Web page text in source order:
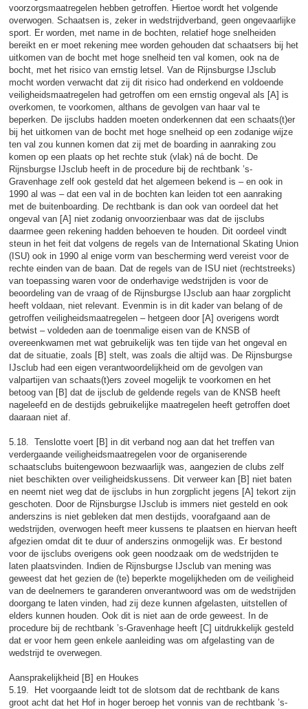
voorzorgsmaatregelen hebben getroffen. Hiertoe wordt het volgende
overwogen. Schaatsen is, zeker in wedstrijdverband, geen ongevaarlijke
sport. Er worden, met name in de bochten, relatief hoge snelheiden
bereikt en er moet rekening mee worden gehouden dat schaatsers bij het
uitkomen van de bocht met hoge snelheid ten val komen, ook na de
bocht, met het risico van ernstig letsel. Van de Rijnsburgse IJsclub
mocht worden verwacht dat zij dit risico had onderkend en voldoende
veiligheidsmaatregelen had getroffen om een ernstig ongeval als [A] is
overkomen, te voorkomen, althans de gevolgen van haar val te
beperken. De ijsclubs hadden moeten onderkennen dat een schaats(t)er
bij het uitkomen van de bocht met hoge snelheid op een zodanige wijze
ten val zou kunnen komen dat zij met de boarding in aanraking zou
komen op een plaats op het rechte stuk (vlak) ná de bocht. De
Rijnsburgse IJsclub heeft in de procedure bij de rechtbank ’s-
Gravenhage zelf ook gesteld dat het algemeen bekend is – en ook in
1990 al was – dat een val in de bochten kan leiden tot een aanraking
met de buitenboarding. De rechtbank is dan ook van oordeel dat het
ongeval van [A] niet zodanig onvoorzienbaar was dat de ijsclubs
daarmee geen rekening hadden behoeven te houden. Dit oordeel vindt
steun in het feit dat volgens de regels van de International Skating Union
(ISU) ook in 1990 al enige vorm van bescherming werd vereist voor de
rechte einden van de baan. Dat de regels van de ISU niet (rechtstreeks)
van toepassing waren voor de onderhavige wedstrijden is voor de
beoordeling van de vraag of de Rijnsburgse IJsclub aan haar zorgplicht
heeft voldaan, niet relevant. Evenmin is in dit kader van belang of de
getroffen veiligheidsmaatregelen – hetgeen door [A] overigens wordt
betwist – voldeden aan de toenmalige eisen van de KNSB of
overeenkwamen met wat gebruikelijk was ten tijde van het ongeval en
dat de situatie, zoals [B] stelt, was zoals die altijd was. De Rijnsburgse
IJsclub had een eigen verantwoordelijkheid om de gevolgen van
valpartijen van schaats(t)ers zoveel mogelijk te voorkomen en het
betoog van [B] dat de ijsclub de geldende regels van de KNSB heeft
nageleefd en de destijds gebruikelijke maatregelen heeft getroffen doet
daaraan niet af.
5.18. Tenslotte voert [B] in dit verband nog aan dat het treffen van
verdergaande veiligheidsmaatregelen voor de organiserende
schaatsclubs buitengewoon bezwaarlijk was, aangezien de clubs zelf
niet beschikten over veiligheidskussens. Dit verweer kan [B] niet baten
en neemt niet weg dat de ijsclubs in hun zorgplicht jegens [A] tekort zijn
geschoten. Door de Rijnsburgse IJsclub is immers niet gesteld en ook
anderszins is niet gebleken dat men destijds, voorafgaand aan de
wedstrijden, overwogen heeft meer kussens te plaatsen en hiervan heeft
afgezien omdat dit te duur of anderszins onmogelijk was. Er bestond
voor de ijsclubs overigens ook geen noodzaak om de wedstrijden te
laten plaatsvinden. Indien de Rijnsburgse IJsclub van mening was
geweest dat het gezien de (te) beperkte mogelijkheden om de veiligheid
van de deelnemers te garanderen onverantwoord was om de wedstrijden
doorgang te laten vinden, had zij deze kunnen afgelasten, uitstellen of
elders kunnen houden. Ook dit is niet aan de orde geweest. In de
procedure bij de rechtbank ’s-Gravenhage heeft [C] uitdrukkelijk gesteld
dat er voor hem geen enkele aanleiding was om afgelasting van de
wedstrijd te overwegen.
Aansprakelijkheid [B] en Houkes
5.19. Het voorgaande leidt tot de slotsom dat de rechtbank de kans
groot acht dat het Hof in hoger beroep het vonnis van de rechtbank ’s-